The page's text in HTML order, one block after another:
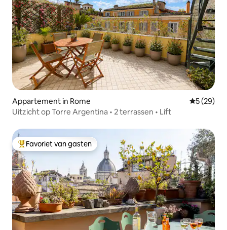
Appartement in Rome
5 (29)
Uitzicht op Torre Argentina • 2 terrassen • Lift
Topfavoriet van gasten
Favoriet van gasten